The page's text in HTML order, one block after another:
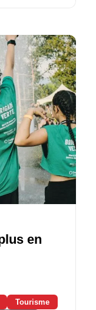
en
Tourisme